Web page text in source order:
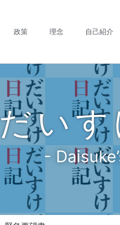
政策 理念 自己紹介
い
-